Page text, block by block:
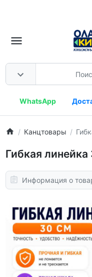
WhatsApp
Канцтовары
Гибкая
Информация о